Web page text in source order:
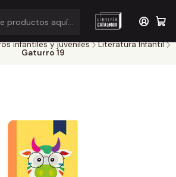
a $1.000 en RM por compras sobre
infantiles y juveniles
Literatura Infantil
Gaturro 19